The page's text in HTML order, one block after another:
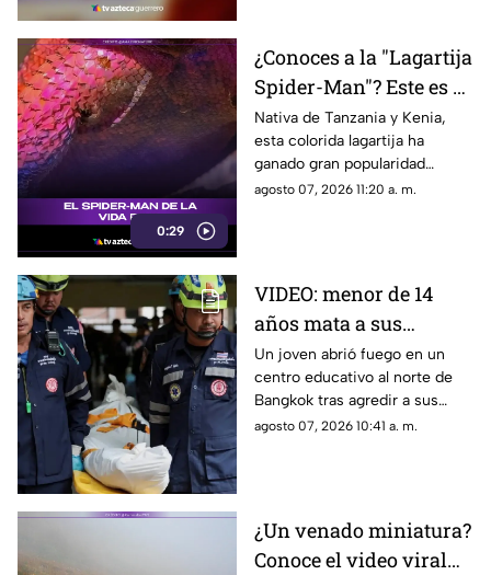
0:29
¿Conoces a la "Lagartija
Spider-Man"? Este es el
reptil con los colores
del superhéroe
Nativa de Tanzania y Kenia,
esta colorida lagartija ha
ganado gran popularidad
debido a su increíble parecido
agosto 07, 2026 11:20 a. m.
VIDEO: menor de 14
años mata a sus
abuelos y 5 profesores
en tiroteo
Un joven abrió fuego en un
centro educativo al norte de
Bangkok tras agredir a sus
familiares; el incidente dejó
agosto 07, 2026 10:41 a. m.
¿Un venado miniatura?
Conoce el video viral